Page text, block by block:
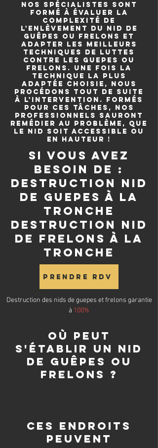
Nos spécialistes sont
formé à évaluer la
complexité de
l'enlèvement du nid de
guêpes ou frelons et
adapter les meilleurs
techniques de luttes
contre les guepes ou
frelons. Une fois la
technique la plus
adaptée choisie, nous
procédons tout de suite
à l'intervention. Formés
pour ces tâches, nos
professionnels sauront
remédier au problème, que
le nid soit accessible ou
en hauteur !
si vous avez
besoin de :
destruction nid
de guepes à La
Tronche
destruction nid
de frelons à La
Tronche
Prendre RDV
Destruction des nids de guepes et frelons garantie
à 100%
Où peut
s'établir un nid
de guêpes ou
frelons ?
Ces endroits
peuvent